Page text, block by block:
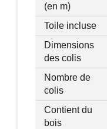
(en m)
Toile incluse
Dimensions
des colis
Nombre de
colis
Contient du
bois